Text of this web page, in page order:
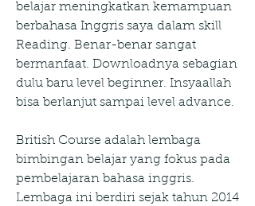
belajar meningkatkan kemampuan
berbahasa Inggris saya dalam skill
Reading. Benar-benar sangat
bermanfaat. Downloadnya sebagian
dulu baru level beginner. Insyaallah
bisa berlanjut sampai level advance.
British Course adalah lembaga
bimbingan belajar yang fokus pada
pembelajaran bahasa inggris.
Lembaga ini berdiri sejak tahun 2014